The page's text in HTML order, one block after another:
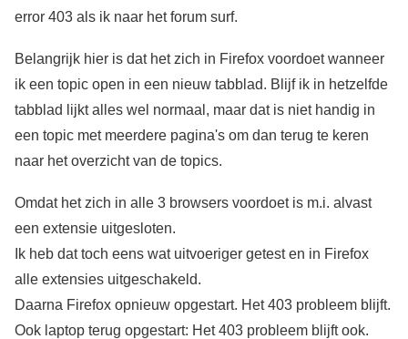
error 403 als ik naar het forum surf.
Belangrijk hier is dat het zich in Firefox voordoet wanneer
ik een topic open in een nieuw tabblad. Blijf ik in hetzelfde
tabblad lijkt alles wel normaal, maar dat is niet handig in
een topic met meerdere pagina's om dan terug te keren
naar het overzicht van de topics.
Omdat het zich in alle 3 browsers voordoet is m.i. alvast
een extensie uitgesloten.
Ik heb dat toch eens wat uitvoeriger getest en in Firefox
alle extensies uitgeschakeld.
Daarna Firefox opnieuw opgestart. Het 403 probleem blijft.
Ook laptop terug opgestart: Het 403 probleem blijft ook.